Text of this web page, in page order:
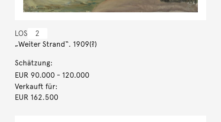
LOS 2
„Weiter Strand“. 1909(?)
Schätzung:
EUR 90.000- 120.000
Verkauft für:
EUR 162.500